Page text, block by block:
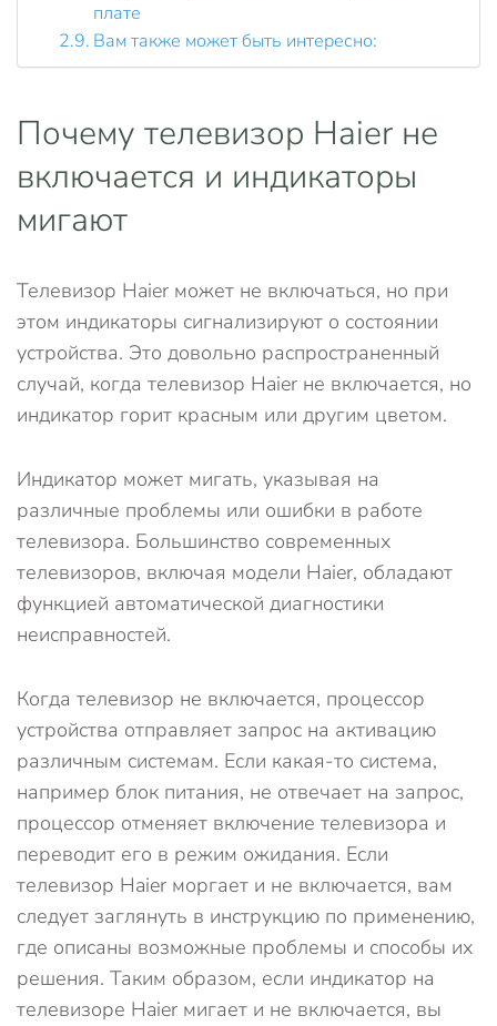
плате
Вам также может быть интересно:
Почему телевизор Haier не
включается и индикаторы
мигают
Телевизор Haier может не включаться, но при
этом индикаторы сигнализируют о состоянии
устройства. Это довольно распространенный
случай, когда телевизор Haier не включается, но
индикатор горит красным или другим цветом.
Индикатор может мигать, указывая на
различные проблемы или ошибки в работе
телевизора. Большинство современных
телевизоров, включая модели Haier, обладают
функцией автоматической диагностики
неисправностей.
Когда телевизор не включается, процессор
устройства отправляет запрос на активацию
различным системам. Если какая-то система,
например блок питания, не отвечает на запрос,
процессор отменяет включение телевизора и
переводит его в режим ожидания. Если
телевизор Haier моргает и не включается, вам
следует заглянуть в инструкцию по применению,
где описаны возможные проблемы и способы их
решения. Таким образом, если индикатор на
телевизоре Haier мигает и не включается, вы